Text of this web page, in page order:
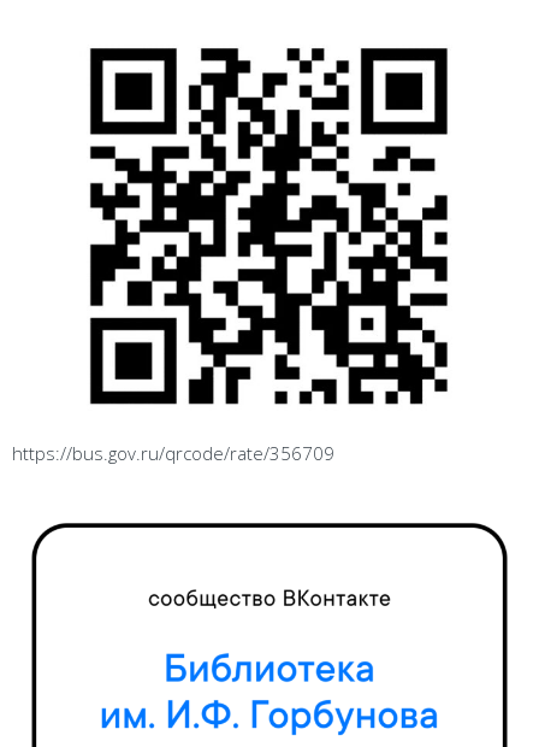
https://bus.gov.ru/qrcode/rate/356709